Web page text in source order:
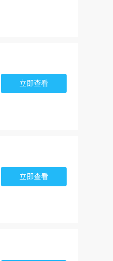
立即查看
立即查看